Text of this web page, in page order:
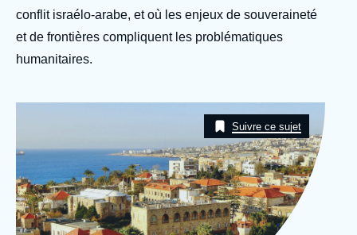
Analyses
Se connecter
Nous soutenir
À propos de l'Ifri
L'Ifri en bref Proche-Orient
conflit israélo-arabe, et où les enjeux de souveraineté
et de frontières compliquent les problématiques
humanitaires.
Suivre ce sujet